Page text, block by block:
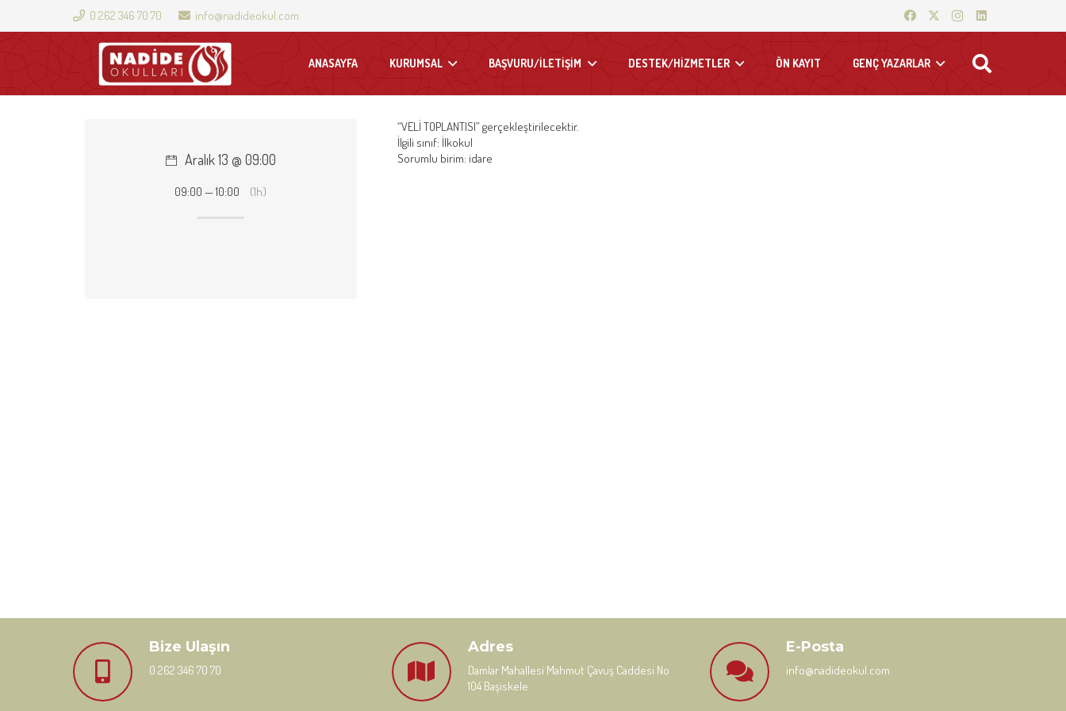
0 262 346 70 70 info@nadideokul.com
ANASAYFA KURUMSAL BAŞVURU/İLETİŞİM DESTEK/HİZMETLER ÖN KAYIT GENÇ YAZARLAR
“VELİ TOPLANTISI” gerçekleştirilecektir.
İlgili sınıf: İlkokul
Sorumlu birim: idare
Aralık 13 @ 09:00
09:00 — 10:00 (1h)
Bize Ulaşın
0 262 346 70 70
Adres
Damlar Mahallesi Mahmut Çavuş Caddesi No
104 Başiskele
E-Posta
info@nadideokul.com